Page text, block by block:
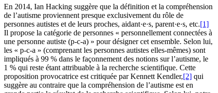
En 2014, Ian Hacking suggère que la définition et la compréhension
de l’autisme proviennent presque exclusivement du rôle de
personnes autistes et de leurs proches, aidant·e·s, parent·e·s, etc.[1]
Il propose la catégorie de personnes « personnellement connectées à
une personne autiste (p-c-a) » pour désigner cet ensemble. Selon lui,
les « p-c-a » (comprenant les personnes autistes elles-mêmes) sont
impliqués à 99 % dans le façonnement des notions sur l’autisme, le
1 % qui reste étant attribuable à la recherche scientifique. Cette
proposition provocatrice est critiquée par Kennett Kendler,[2] qui
suggère au contraire que la compréhension de l’autisme est en